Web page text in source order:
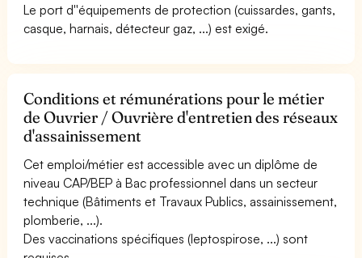
Le port d''équipements de protection (cuissardes, gants,
casque, harnais, détecteur gaz, ...) est exigé.
Conditions et rémunérations pour le métier
de Ouvrier / Ouvrière d'entretien des réseaux
d'assainissement
Cet emploi/métier est accessible avec un diplôme de
niveau CAP/BEP à Bac professionnel dans un secteur
technique (Bâtiments et Travaux Publics, assainissement,
plomberie, ...).
Des vaccinations spécifiques (leptospirose, ...) sont